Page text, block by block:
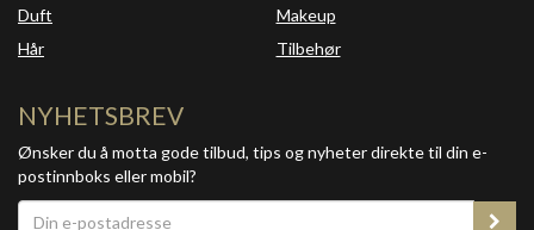
Duft
Hår
Makeup
Tilbehør
NYHETSBREV
Ønsker du å motta gode tilbud, tips og nyheter direkte til din e-
postinnboks eller mobil?